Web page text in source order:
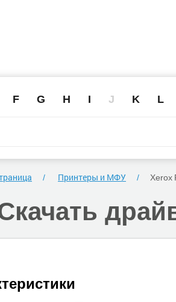
F G H I J K L
Принтеры и МФУ Xerox